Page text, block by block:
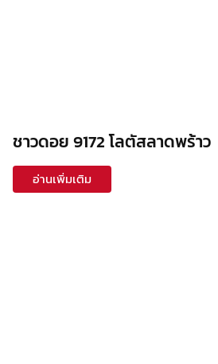
ชาวดอย 9172 โลตัสลาดพร้าว
อ่านเพิ่มเติม